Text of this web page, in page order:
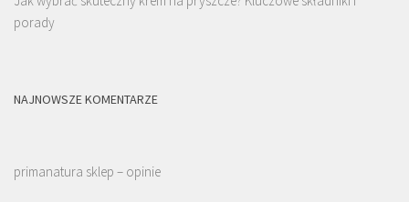
porady
NAJNOWSZE KOMENTARZE
primanatura sklep – opinie